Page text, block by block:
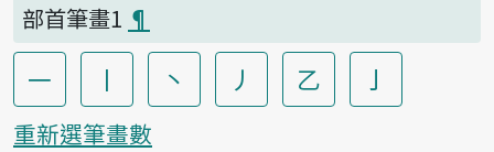
部首筆畫1 ¶
一 丨 丶 丿 乙 亅
重新選筆畫數